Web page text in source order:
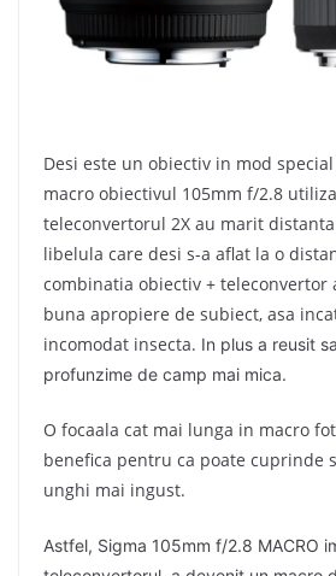
Desi este un obiectiv in mod
macro obiectivul 105mm f/2.8
teleconvertorul 2X au marit
libelula care desi s-a aflat la o
combinatia obiectiv + teleconvertor
buna apropiere de subiect, asa
incomodat insecta. In plus a reusit
profunzime de camp mai mica.
O focaala cat mai lunga in macro
benefica pentru ca poate cuprinde
unghi mai ingust.
Astfel, Sigma 105mm f/2.8 MACRO